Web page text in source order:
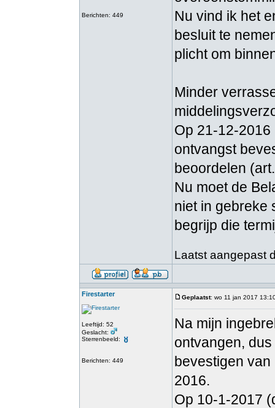
Berichten: 449
Nu vind ik het
besluit te
plicht om
Minder
Op 21-12-
ontvangst
beoordelen
Nu moet de
niet in gebreke
begrijp die
Laatst aangepast
Firestarter
Leeftijd: 52
Geslacht:
Sterrenbeeld:
Berichten: 449
Geplaatst: wo 11 jan 2017
Na mijn
ontvangen,
bevestigen
2016.
Op 10-1-2017